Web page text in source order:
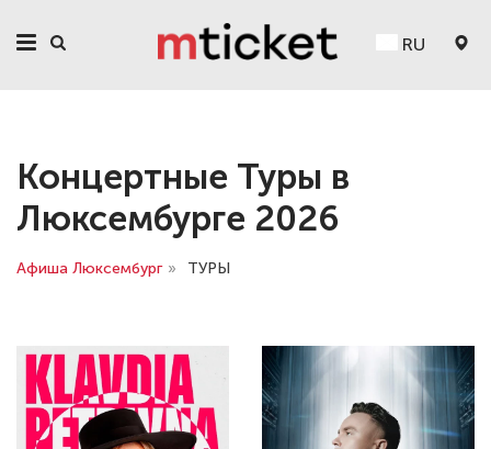
RU
Концертные Туры в
Люксембурге 2026
Афиша Люксембург » ТУРЫ